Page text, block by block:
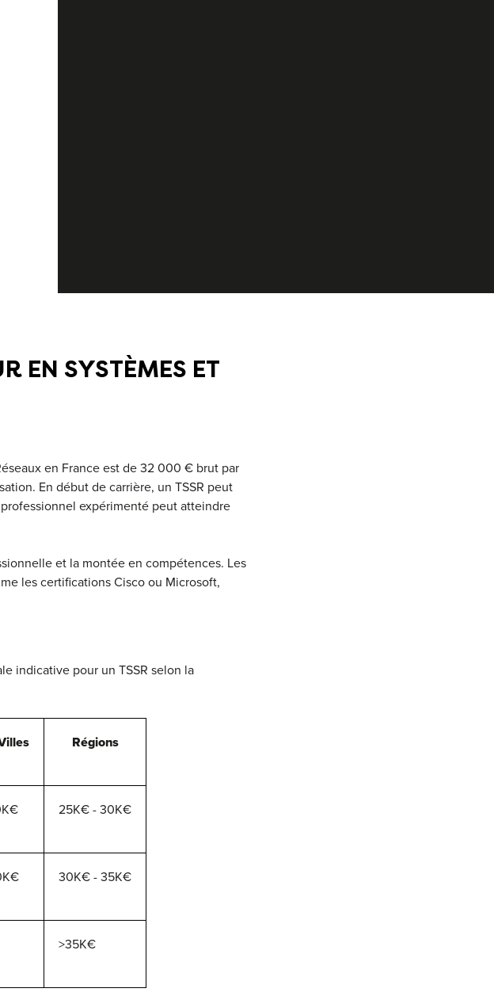
EN SYSTÈMES ET
en France est de 32 000 € brut par
En début de carrière, un TSSR peut
expérimenté peut atteindre
et la montée en compétences. Les
les certifications Cisco ou Microsoft,
indicative pour un TSSR selon la
Régions
25K€ - 30K€
30K€ - 35K€
>35K€